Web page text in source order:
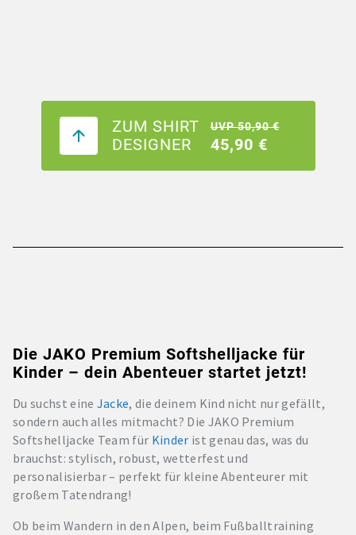
ZUM SHIRT
DESIGNER
UVP 50,90 €
45,90 €
Die JAKO Premium Softshelljacke für
Kinder – dein Abenteuer startet jetzt!
Du suchst eine Jacke, die deinem Kind nicht nur gefällt,
sondern auch alles mitmacht? Die JAKO Premium
Softshelljacke Team für Kinder ist genau das, was du
brauchst: stylisch, robust, wetterfest und
personalisierbar – perfekt für kleine Abenteurer mit
großem Tatendrang!
Ob beim Wandern in den Alpen, beim Fußballtraining